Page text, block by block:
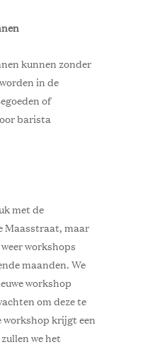
kunnen zonder
in de
of
barista
met de
Maasstraat, maar
workshops
maanden. We
workshop
om deze te
workshop krijgt een
we het